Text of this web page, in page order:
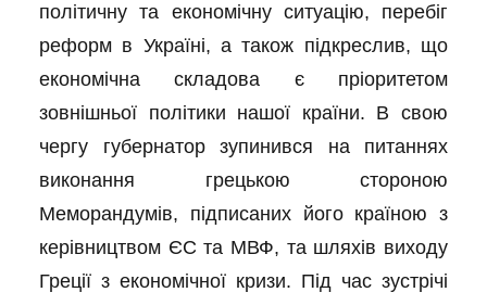
політичну та економічну ситуацію, перебіг
реформ в Україні, а також підкреслив, що
економічна складова є пріоритетом
зовнішньої політики нашої країни. В свою
чергу губернатор зупинився на питаннях
виконання грецькою стороною
Меморандумів, підписаних його країною з
керівництвом ЄС та МВФ, та шляхів виходу
Греції з економічної кризи. Під час зустрічі